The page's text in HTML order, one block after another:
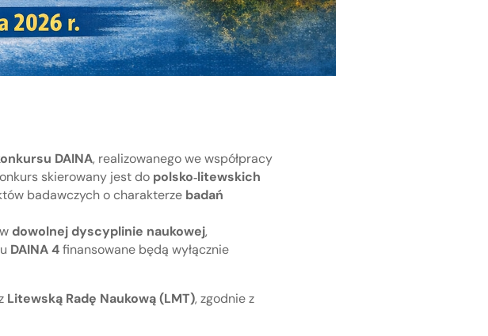
DAINA, realizowanego we współpracy
skierowany jest do polsko‑litewskich
badawczych o charakterze badań
dowolnej dyscyplinie naukowej,
DAINA 4finansowane będą wyłącznie
Litewską Radę Naukową (LMT), zgodnie z